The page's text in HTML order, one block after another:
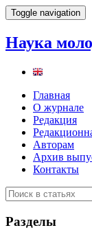
Toggle navigation
Наука
Главная
О журнале
Редакция
Авторам
Архив
Контакты
Разделы